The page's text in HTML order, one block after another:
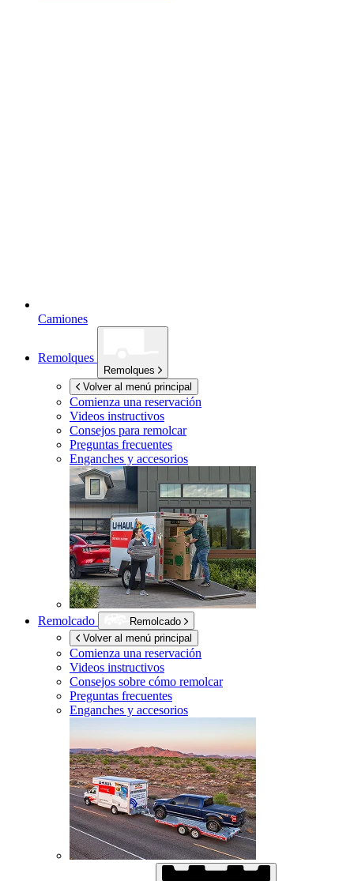
Camiones
Remolques
Remolques
Volver al menú principal
Comienza una reservación
Videos instructivos
Consejos para remolcar
Preguntas frecuentes
Enganches y accesorios
Remolcado
Remolcado
Volver al menú principal
Comienza una reservación
Videos instructivos
Consejos sobre cómo remolcar
Preguntas frecuentes
Enganches y accesorios